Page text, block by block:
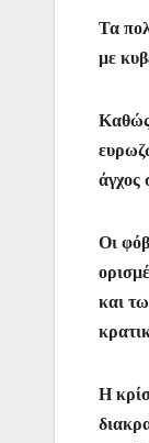
Τα
με
Καθώς
άγχος
Οι
και
Η